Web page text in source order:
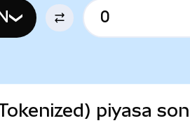
piyasa